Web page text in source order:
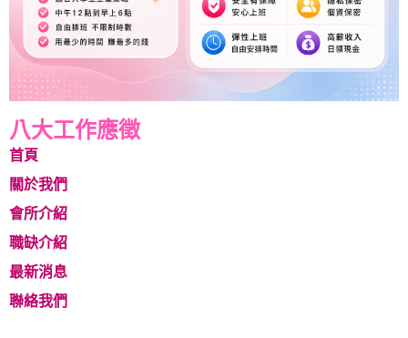
八大工作應徵
首頁
關於我們
會所介紹
職缺介紹
最新消息
聯絡我們